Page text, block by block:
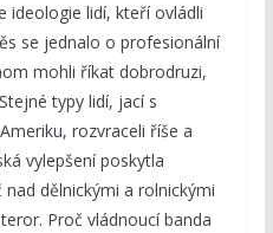
ideologie lidí, kteří ovládli
se jednalo o profesionální
mohli říkat dobrodruzi,
typy lidí, jací s
rozvraceli říše a
vylepšení poskytla
dělnickými a rolnickými
Proč vládnoucí banda